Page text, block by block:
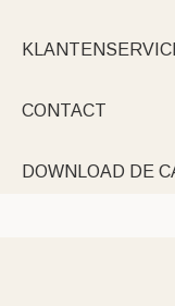
CONTACT
DOWNLOAD DE